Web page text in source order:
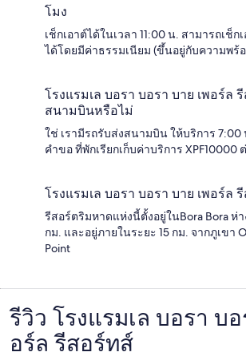
โมง
เช็กเอาต์ได้ในเวลา 11:00 น. สามารถเช็
ได้โดยมีค่าธรรมเนียม (ขึ้นอยู่กับความพร้
โรงแรมเล บอรา บอรา บาย เพอร์ล
สนามบินหรือไม่
ใช่ เรามีรถรับส่งสนามบิน ให้บริการ
คำขอ ที่พักเรียกเก็บค่าบริการ XPF10000
โรงแรมเล บอรา บอรา บาย เพอร์ล
รีสอร์ตริมหาดแห่งนี้ตั้งอยู่ในBora Bora ห่า
กม. และอยู่ภายในระยะ 15 กม. จากภูเขา
Point
รีวิว
รีวิว โรงแรมเล บอรา บ
อร์ล รีสอร์ทส์